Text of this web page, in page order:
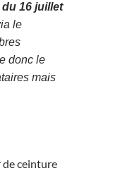
16 juillet
le
donc le
mais
de ceinture